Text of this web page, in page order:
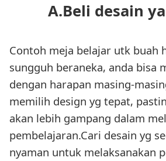
A.Beli desain
Contoh meja belajar utk buah
sungguh beraneka, anda bisa
dengan harapan masing-
memilih design yg tepat,
akan lebih gampang dalam
pembelajaran.Cari desain yg
nyaman untuk melaksanakan